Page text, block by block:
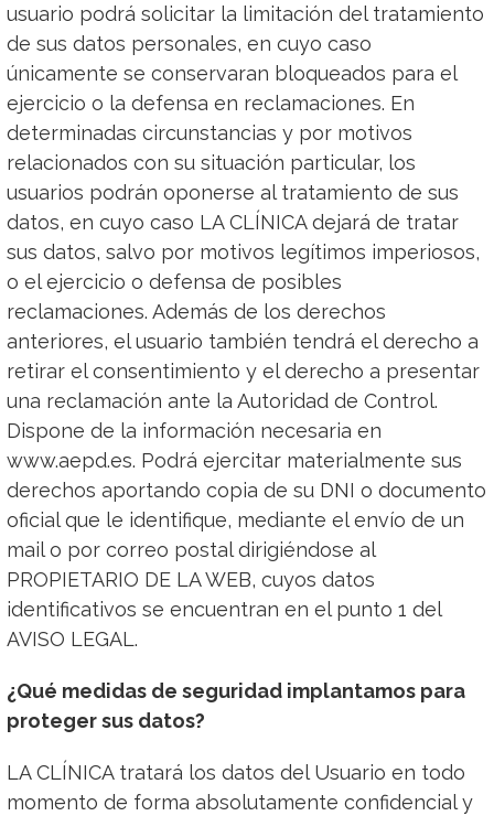
usuario podrá solicitar la limitación del tratamiento
de sus datos personales, en cuyo caso
únicamente se conservaran bloqueados para el
ejercicio o la defensa en reclamaciones. En
determinadas circunstancias y por motivos
relacionados con su situación particular, los
usuarios podrán oponerse al tratamiento de sus
datos, en cuyo caso LA CLÍNICA dejará de tratar
sus datos, salvo por motivos legítimos imperiosos,
o el ejercicio o defensa de posibles
reclamaciones. Además de los derechos
anteriores, el usuario también tendrá el derecho a
retirar el consentimiento y el derecho a presentar
una reclamación ante la Autoridad de Control.
Dispone de la información necesaria en
www.aepd.es. Podrá ejercitar materialmente sus
derechos aportando copia de su DNI o documento
oficial que le identifique, mediante el envío de un
mail o por correo postal dirigiéndose al
PROPIETARIO DE LA WEB, cuyos datos
identificativos se encuentran en el punto 1 del
AVISO LEGAL.
¿Qué medidas de seguridad implantamos para
proteger sus datos?
LA CLÍNICA tratará los datos del Usuario en todo
momento de forma absolutamente confidencial y